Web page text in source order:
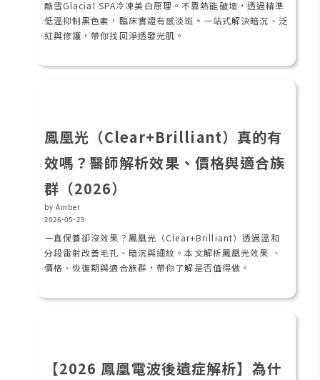
酷雪Glacial SPA冷凍美白原理。不靠熱能破壞，透過精準
低溫抑制黑色素，臨床實證有感淡斑。一站式解決暗沉、泛
紅與修護，帶你找回淨透發光肌。
鳳凰光（Clear+Brilliant）真的有
效嗎？醫師解析效果、價格與適合族
群（2026）
by Amber
2026-05-29
一直保養卻沒效果？鳳凰光（Clear+Brilliant）透過溫和
分段雷射改善毛孔、暗沉與細紋。本文解析鳳凰光效果 、
價格、恢復期與適合族群，帶你了解是否值得做。
【2026 鳳凰電波後遺症解析】為什